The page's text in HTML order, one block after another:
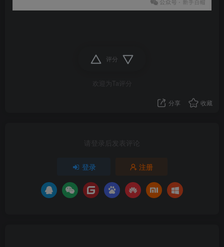
评分
欢迎为Ta评分
分享 收藏
请登录后发表评论
登录 注册